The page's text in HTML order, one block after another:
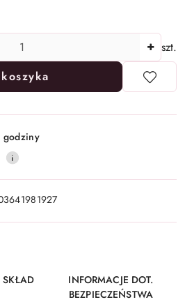
szt.
godziny
SKŁAD
INFORMACJE DOT.
BEZPIECZEŃSTWA